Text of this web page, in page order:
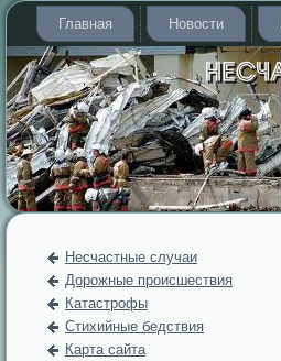
Главная Новости
Несчастные случаи
Дорожные происшествия
Катастрофы
Стихийные бедствия
Карта сайта